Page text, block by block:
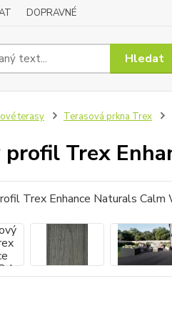
DOPRAVNÉ
Hledat
terasy Terasová prkna Trex
profil Trex